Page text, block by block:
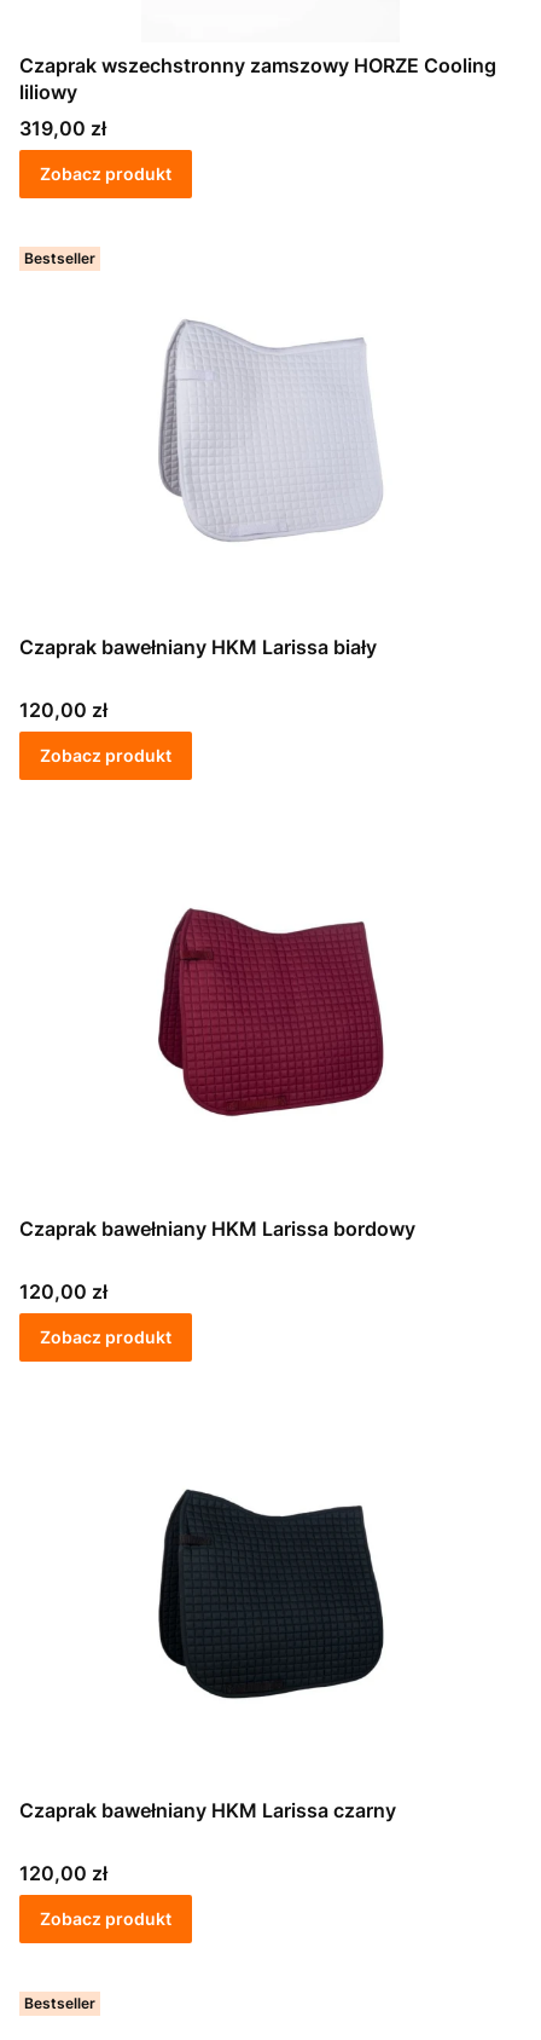
Czaprak wszechstronny zamszowy HORZE Cooling
liliowy
Cena
319,00 zł
Zobacz produkt
Bestseller
Czaprak bawełniany HKM Larissa biały
Cena
120,00 zł
Zobacz produkt
Czaprak bawełniany HKM Larissa bordowy
Cena
120,00 zł
Zobacz produkt
Czaprak bawełniany HKM Larissa czarny
Cena
120,00 zł
Zobacz produkt
Bestseller